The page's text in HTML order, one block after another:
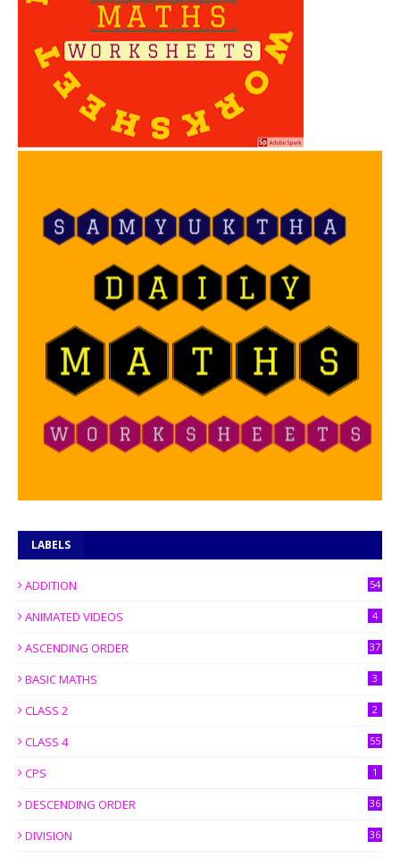
LABELS
ADDITION 54
ANIMATED VIDEOS 4
ASCENDING ORDER 37
BASIC MATHS 3
CLASS 2 2
CLASS 4 55
CPS 1
DESCENDING ORDER 36
DIVISION 36